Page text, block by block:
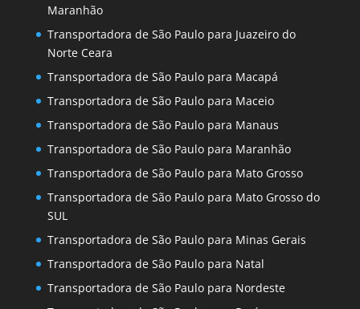
Maranhão
Transportadora de São Paulo para Juazeiro do
Norte Ceara
Transportadora de São Paulo para Macapá
Transportadora de São Paulo para Maceio
Transportadora de São Paulo para Manaus
Transportadora de São Paulo para Maranhão
Transportadora de São Paulo para Mato Grosso
Transportadora de São Paulo para Mato Grosso do
SUL
Transportadora de São Paulo para Minas Gerais
Transportadora de São Paulo para Natal
Transportadora de São Paulo para Nordeste